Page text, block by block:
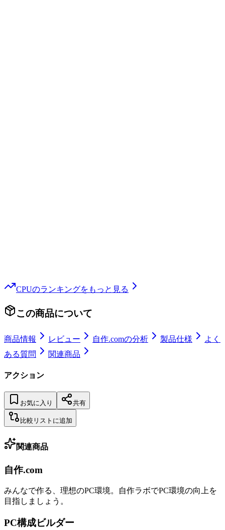
CPUのランキングをもっと見る
この商品について
商品情報 レビュー 自作.comの分析 製品仕様
よく
ある質問
関連商品
アクション
お気に入り 共有
比較リストに追加
関連商品
自作.com
みんなで作る、理想のPC環境。 自作ラボでPC環境の向上を
目指しましょう。
PC構成ビルダー